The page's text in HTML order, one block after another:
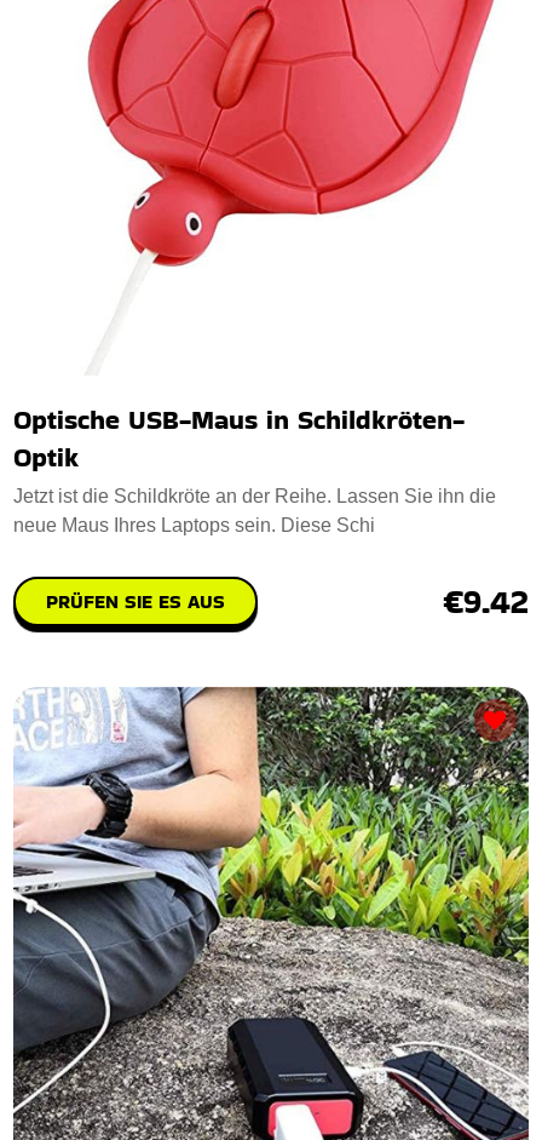
Optische USB-Maus in Schildkröten-
Optik
Jetzt ist die Schildkröte an der Reihe. Lassen Sie ihn die
neue Maus Ihres Laptops sein. Diese Schi
PRÜFEN SIE ES AUS €9.42